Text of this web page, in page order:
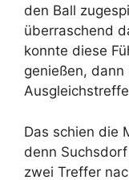
den Ball
überraschend
konnte diese
genießen,
Das schien die
denn
zwei Treffer